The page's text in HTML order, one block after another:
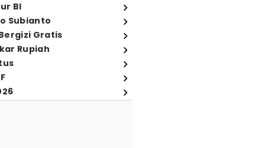
BI
Subianto
Gratis
Rupiah